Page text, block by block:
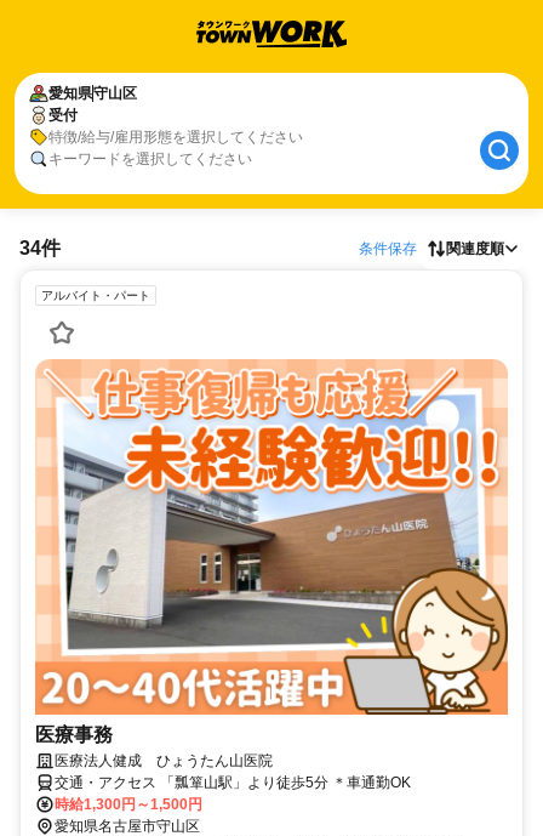
愛知県守山区
受付
特徴/給与/雇用形態を選択してください
キーワードを選択してください
34件 条件保存 関連度順
アルバイト・パート
医療事務
医療法人健成 ひょうたん山医院
交通・アクセス 「瓢箪山駅」より徒歩5分 ＊車通勤OK
時給1,300円～1,500円
愛知県名古屋市守山区